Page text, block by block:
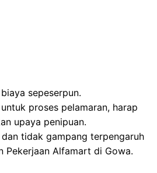
sepeserpun.
proses pelamaran, harap
upaya penipuan.
tidak gampang terpengaruh
Pekerjaan Alfamart di Gowa.